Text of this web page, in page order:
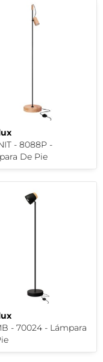
- 8088P -
De Pie
- 70024 - Lámpara